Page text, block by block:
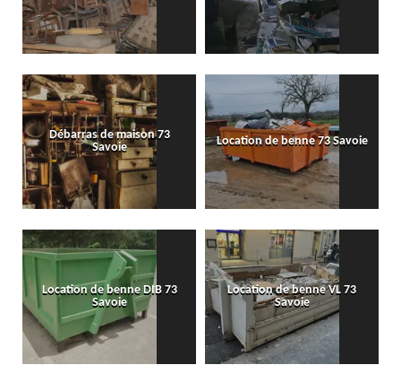
Débarras de maison 73
Savoie
Location de benne 73 Savoie
Location de benne DIB 73
Savoie
Location de benne VL 73
Savoie